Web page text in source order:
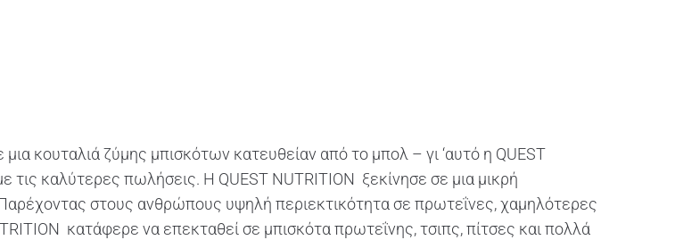
κουταλιά ζύμης μπισκότων κατευθείαν από το μπολ – γι ‘αυτό η QUEST
τις καλύτερες πωλήσεις. Η QUEST NUTRITION ξεκίνησε σε μια μικρή
στους ανθρώπους υψηλή περιεκτικότητα σε πρωτεΐνες, χαμηλότερες
κατάφερε να επεκταθεί σε μπισκότα πρωτεΐνης, τσιπς, πίτσες και πολλά